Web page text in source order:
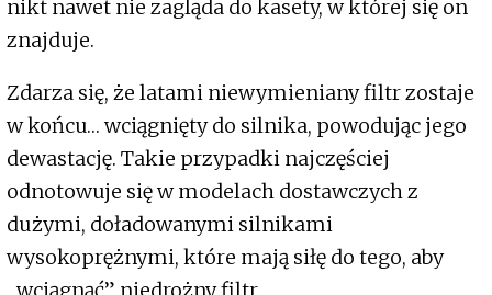
nikt nawet nie zagląda do kasety, w której się on
znajduje.
Zdarza się, że latami niewymieniany filtr zostaje
w końcu… wciągnięty do silnika, powodując jego
dewastację. Takie przypadki najczęściej
odnotowuje się w modelach dostawczych z
dużymi, doładowanymi silnikami
wysokoprężnymi, które mają siłę do tego, aby
„wciągnąć” niedrożny filtr.